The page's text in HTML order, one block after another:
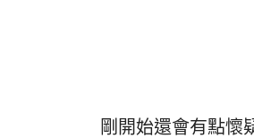
剛開始還會有點懷